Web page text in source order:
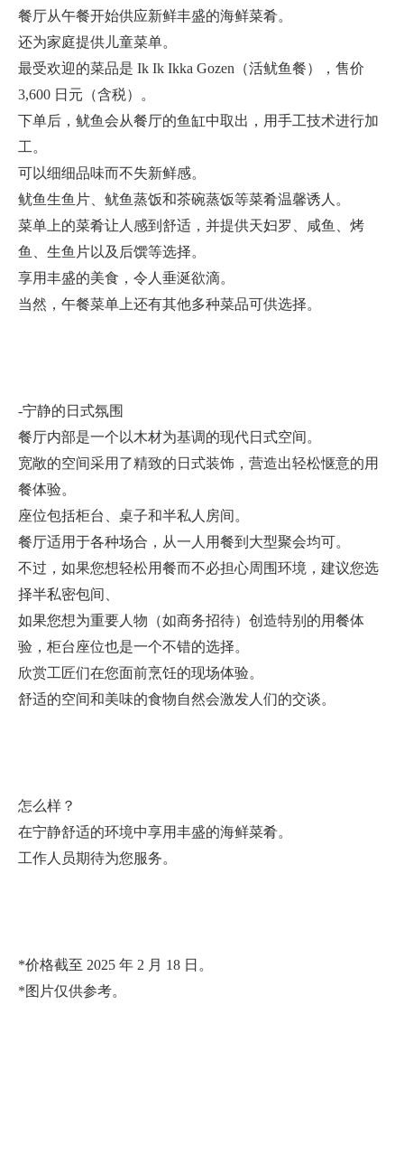
餐厅从午餐开始供应新鲜丰盛的海鲜菜肴。
还为家庭提供儿童菜单。
最受欢迎的菜品是 Ik Ik Ikka Gozen（活鱿鱼餐），售价
3,600 日元（含税）。
下单后，鱿鱼会从餐厅的鱼缸中取出，用手工技术进行加
工。
可以细细品味而不失新鲜感。
鱿鱼生鱼片、鱿鱼蒸饭和茶碗蒸饭等菜肴温馨诱人。
菜单上的菜肴让人感到舒适，并提供天妇罗、咸鱼、烤
鱼、生鱼片以及后馔等选择。
享用丰盛的美食，令人垂涎欲滴。
当然，午餐菜单上还有其他多种菜品可供选择。
-宁静的日式氛围
餐厅内部是一个以木材为基调的现代日式空间。
宽敞的空间采用了精致的日式装饰，营造出轻松惬意的用
餐体验。
座位包括柜台、桌子和半私人房间。
餐厅适用于各种场合，从一人用餐到大型聚会均可。
不过，如果您想轻松用餐而不必担心周围环境，建议您选
择半私密包间、
如果您想为重要人物（如商务招待）创造特别的用餐体
验，柜台座位也是一个不错的选择。
欣赏工匠们在您面前烹饪的现场体验。
舒适的空间和美味的食物自然会激发人们的交谈。
怎么样？
在宁静舒适的环境中享用丰盛的海鲜菜肴。
工作人员期待为您服务。
*价格截至 2025 年 2 月 18 日。
*图片仅供参考。